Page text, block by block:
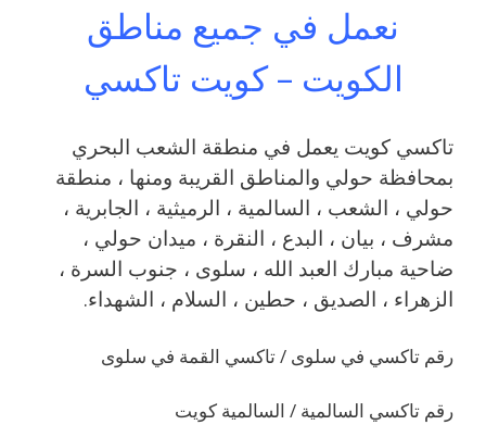
نعمل في جميع مناطق
الكويت – كويت تاكسي
تاكسي كويت يعمل في منطقة الشعب البحري
بمحافظة حولي والمناطق القريبة ‎ومنها ، منطقة
حولي ، الشعب ، السالمية ، الرميثية ، الجابرية ،
مشرف ، بيان ، البدع ، النقرة ، ميدان حولي ،
ضاحية مبارك العبد الله ، سلوى ، جنوب السرة ،
الزهراء ، الصديق ، حطين ، السلام ، الشهداء.
رقم تاكسي في سلوى / تاكسي القمة في سلوى
رقم تاكسي السالمية / السالمية كويت